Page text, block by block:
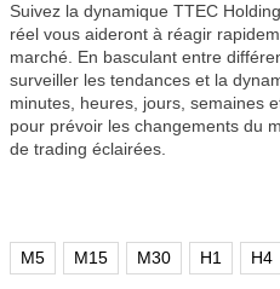
Suivez la dynamique TTEC
réel vous aideront à réagir
marché. En basculant entre
surveiller les tendances et la
minutes, heures, jours, semaines
pour prévoir les changements du
de trading éclairées.
M5 M15 M30 H1 H4